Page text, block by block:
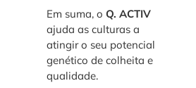
Em suma, oQ. ACTIV
ajuda as culturas a
atingir o seu potencial
genético de colheita e
qualidade.